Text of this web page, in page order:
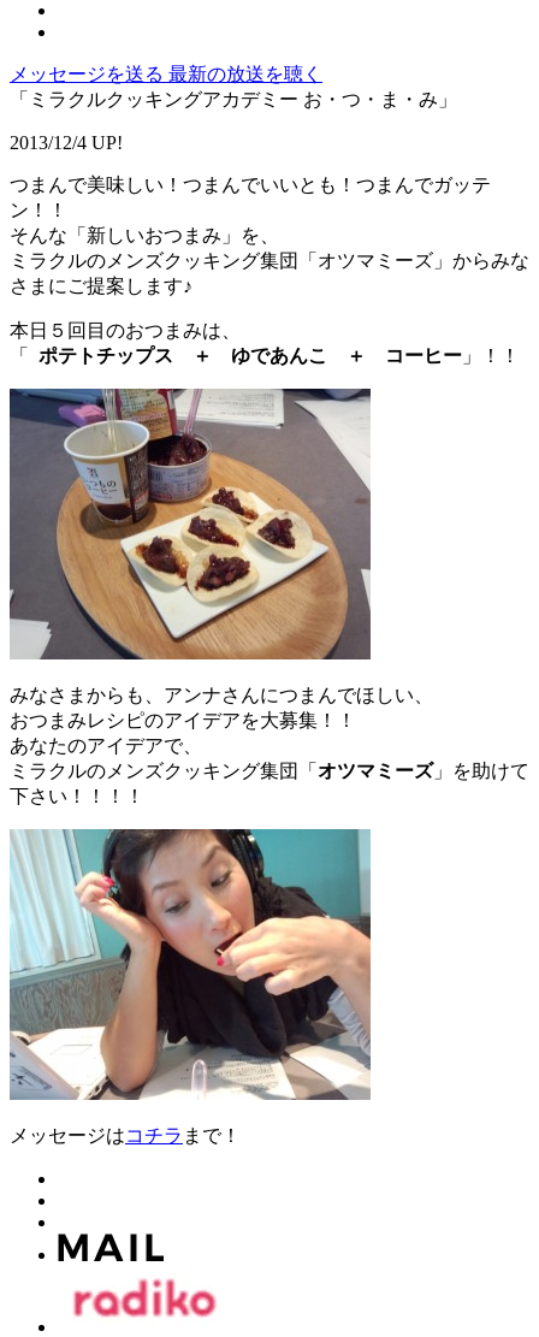
メッセージを送る 最新の放送を聴く
「ミラクルクッキングアカデミー お・つ・ま・み」
2013/12/4 UP!
つまんで美味しい！つまんでいいとも！つまんでガッテ
ン！！
そんな「新しいおつまみ」を、
ミラクルのメンズクッキング集団「オツマミーズ」からみな
さまにご提案します♪
本日５回目のおつまみは、
「 ポテトチップス ＋ ゆであんこ ＋ コーヒー 」！！
みなさまからも、アンナさんにつまんでほしい、
おつまみレシピのアイデアを大募集！！
あなたのアイデアで、
ミラクルのメンズクッキング集団「 オツマミーズ」を助けて
下さい！！！！
メッセージはコチラ まで！